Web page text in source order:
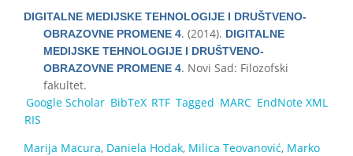
DIGITALNE MEDIJSKE TEHNOLOGIJE I DRUŠTVENO-
OBRAZOVNE PROMENE 4. (2014). DIGITALNE
MEDIJSKE TEHNOLOGIJE I DRUŠTVENO-
OBRAZOVNE PROMENE 4. Novi Sad: Filozofski
fakultet.
Google Scholar BibTeX RTF Tagged MARC EndNote XML
RIS
Marija Macura, Daniela Hodak, Milica Teovanović, Marko